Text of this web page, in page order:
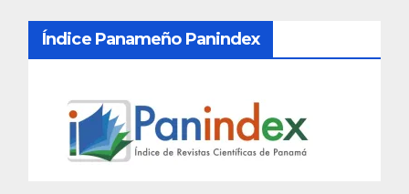
Índice Panameño Panindex